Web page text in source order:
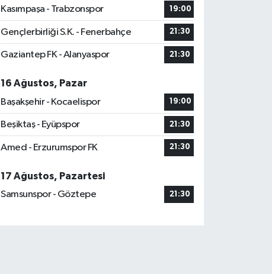
Kasımpaşa - Trabzonspor 19:00
Gençlerbirliği S.K. - Fenerbahçe 21:30
Gaziantep FK - Alanyaspor 21:30
16 Ağustos, Pazar
Başakşehir - Kocaelispor
19:00
Beşiktaş - Eyüpspor 21:30
Amed - Erzurumspor FK 21:30
17 Ağustos, Pazartesi
Samsunspor - Göztepe
21:30